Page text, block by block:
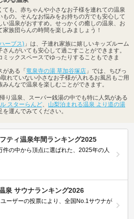
も、赤ちゃんや小さなお子様を連れての温泉
の。そんなお悩みをお持ちの方でも安心して
温泉がおすすめ。せっかくの癒しの温泉、お
族団らんの時間を楽しみましょう！
ーブス) 」は、子連れ家族に嬉しいキッズルーム
んがいても安心して過ごすことができます。
ックスペースでゆったりすることもできま
がある「竜泉寺の湯 草加谷塚店 」では、ちびっ
れていない小さなお子様が入れるお風呂もご用
んなで温泉を楽しむことができます。
り温泉、スーパー銭湯の中でも特に人気がある
スターらんど
山梨泊まれる温泉 より道の湯
運んでみてください。
ティ温泉年間ランキング2025
件の中から頂点に選ばれた、2025年の人
泉 サウナランキング2026
ーザーの投票により、全国No.1サウナが